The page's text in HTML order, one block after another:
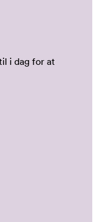
i dag for at